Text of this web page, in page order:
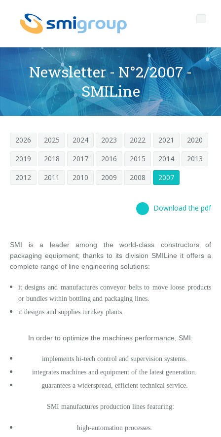
Profilo
Chi siamo
Dati chiave
Mission
Storia
Governance
Corporate governance
Codice Etico
Qualità, Ambiente e Sicurezza
Sostenibilità
Bottiglie senza etichetta
rPET
Risorse rinnovabili
Prodotti
LINEE DI IMBOTTIGLIAMENTO
Fabbrica Intelligente 4.0
Tour virtuale
SOFFIATRICI PER BOTTIGLIE PET/ rPET
SISTEMI DI SOFFIAGGIO, RIEMPIMENTO E TAPPATURA
Film termoretraibile
ingresso in linea
ingresso a 90°
Film estensibile
Cartone wrap-around
ingresso in linea
ingresso a 90°
Cartone RSC (americano)
Cartoncino Kraft
Vassoio di cartone
Combi cartone e film
PALETTIZZATORI
Minipal
Ingresso in linea
Ingresso a 90°
NASTRI TRASPORTATORI
After sales
SmyIoT control room
AR Smart Glasses
Intervento on-site
Upgrades
Corsi di formazione
Corsi soffiatrici e riempitrici
Corsi confezionatrici
Richiesta informazioni
Fiere
Sminow magazine
Comunicati stampa
Dicono di noi
Contatti
Filiali
Richiesta informazioni
Fiere: richiesta di incontro
Careers
Modifica il tuo CV
Opportunità di lavoro
Newsletter - N°2/2007 -
SMILine
2026 2025 2024 2023 2022 2021
2020
2019
2018 2017 2016 2015 2014
2013
2012
2011 2010 2009 2008 2007
Download the pdf
SMI is a leader among the world-class constructors of
packaging equipment; thanks to its division SMILine it offers a
complete range of line engineering solutions:
it designs and manufactures conveyor belts to move loose products
or bundles within bottling and packaging lines.
it designs and supplies turnkey plants.
In order to optimize the machines performance, SMI:
implements hi-tech control and supervision systems.
integrates machines and equipment of the latest generation.
guarantees a widerspread, efficient technical service.
SMI manufactures production lines featuring:
high-automation processes.